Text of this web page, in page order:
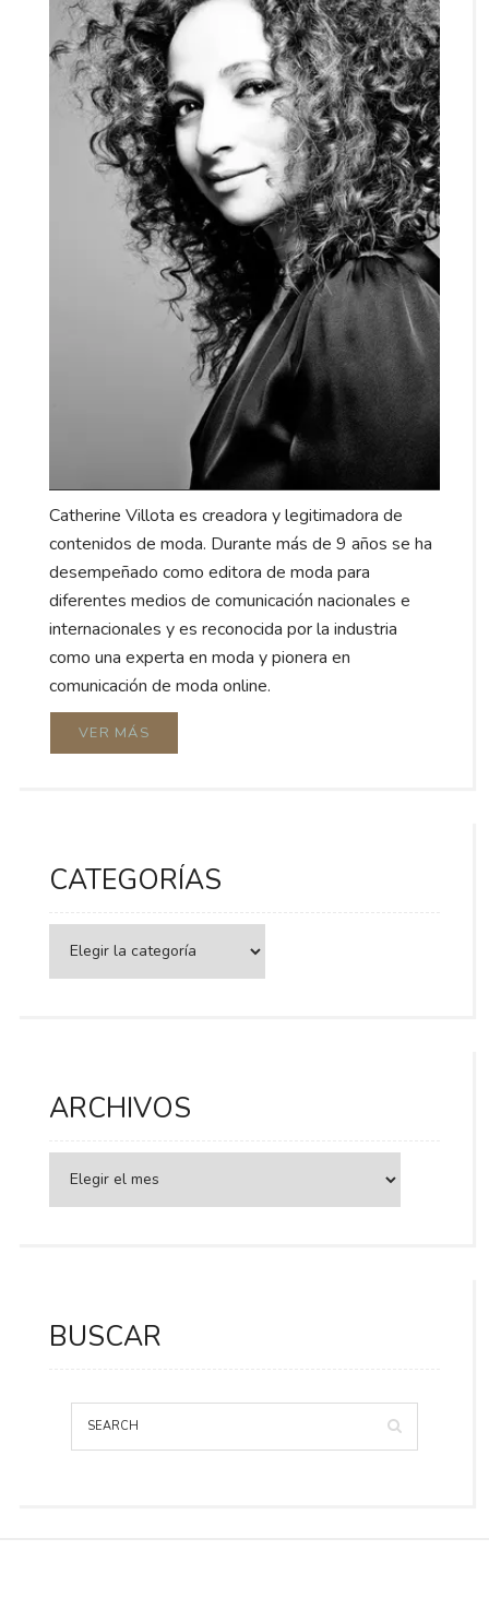
Catherine Villota es creadora y legitimadora de
contenidos de moda. Durante más de 9 años se ha
desempeñado como editora de moda para
diferentes medios de comunicación nacionales e
internacionales y es reconocida por la industria
como una experta en moda y pionera en
comunicación de moda online.
VER MÁS
CATEGORÍAS
ARCHIVOS
BUSCAR